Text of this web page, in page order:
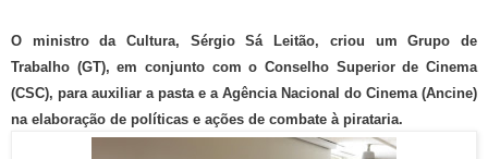
O ministro da Cultura, Sérgio Sá Leitão, criou um Grupo de
Trabalho (GT), em conjunto com o Conselho Superior de Cinema
(CSC), para auxiliar a pasta e a Agência Nacional do Cinema (Ancine)
na elaboração de políticas e ações de combate à pirataria.